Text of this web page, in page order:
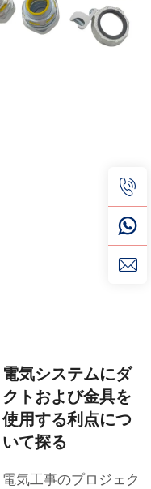
電気システムにダ
クトおよび金具を
使用する利点につ
いて探る
電気工事のプロジェク